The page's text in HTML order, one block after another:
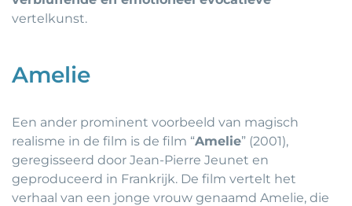
vertelkunst.
Amelie
Een ander prominent voorbeeld van magisch
realisme in de film is de film “Amelie” (2001),
geregisseerd door Jean-Pierre Jeunet en
geproduceerd in Frankrijk. De film vertelt het
verhaal van een jonge vrouw genaamd Amelie, die